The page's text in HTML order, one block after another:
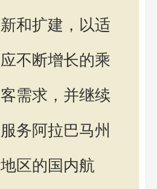
新和扩建，以适
应不断增长的乘
客需求，并继续
服务阿拉巴马州
地区的国内航